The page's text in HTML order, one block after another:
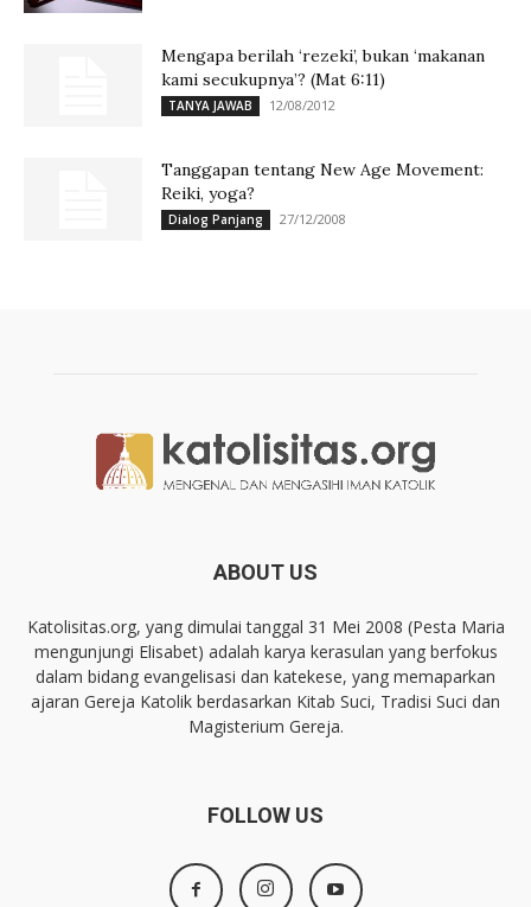
Mengapa berilah ‘rezeki’, bukan ‘makanan
kami secukupnya’? (Mat 6:11)
TANYA JAWAB 12/08/2012
Tanggapan tentang New Age Movement:
Reiki, yoga?
Dialog Panjang 27/12/2008
ABOUT US
Katolisitas.org, yang dimulai tanggal 31 Mei 2008 (Pesta Maria
mengunjungi Elisabet) adalah karya kerasulan yang berfokus
dalam bidang evangelisasi dan katekese, yang memaparkan
ajaran Gereja Katolik berdasarkan Kitab Suci, Tradisi Suci dan
Magisterium Gereja.
FOLLOW US